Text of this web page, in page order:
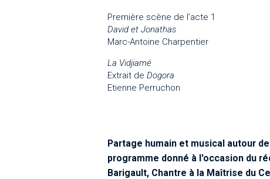
Première scène de l’acte 1
David et Jonathas
Marc-Antoine Charpentier
La Vidjiamé
Extrait deDogora
Etienne Perruchon
Partage humain et musical autour
programme donné à l'occasion du
Barigault, Chantre à la Maîtrise du